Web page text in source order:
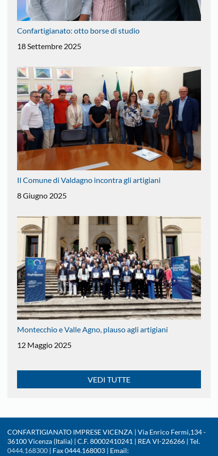
Confartigianato: otto borse di studio
18 Settembre 2025
Il Comune di Valdagno incontra gli artigiani
8 Giugno 2025
Montecchio e Valle Agno, plauso agli artigiani
12 Maggio 2025
VEDI TUTTE
CONFARTIGIANATO IMPRESE VICENZA | Via Enrico Fermi,134 -
36100 Vicenza (Italia) | C.F. 80002410241 | REA VI-226266 | Tel.
0444.168300 | Fax 0444.168003 | Email: